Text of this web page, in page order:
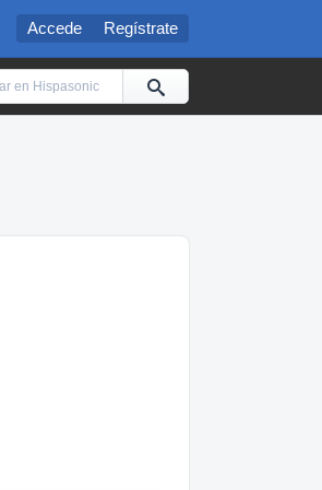
Accede Regístrate